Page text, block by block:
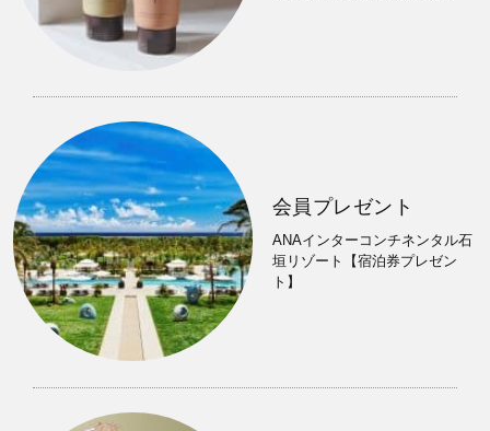
会員プレゼント
ANAインターコンチネンタル石
垣リゾート【宿泊券プレゼン
ト】